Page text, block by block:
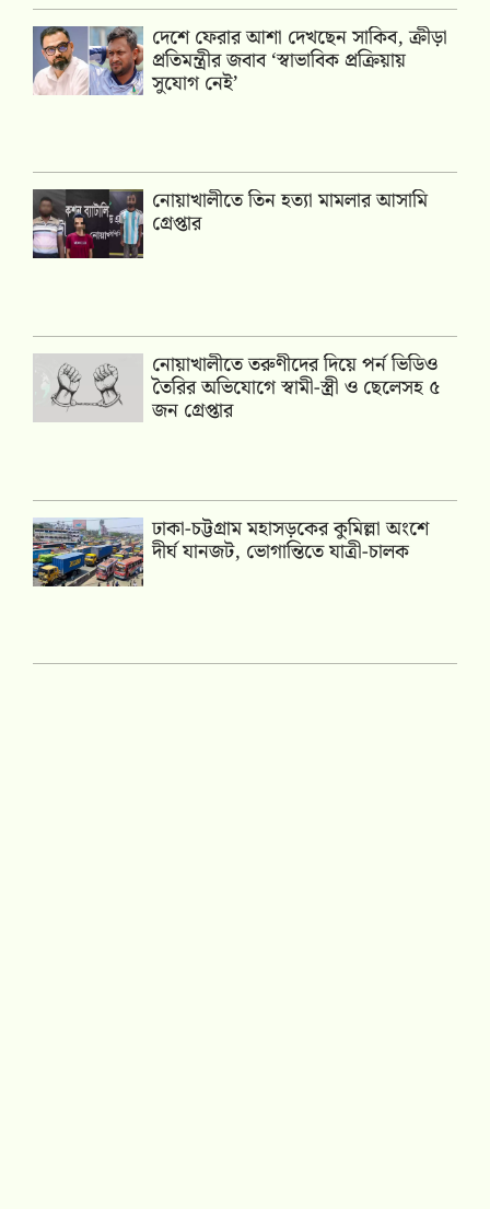
দেশে ফেরার আশা দেখছেন সাকিব, ক্রীড়া
প্রতিমন্ত্রীর জবাব ‘স্বাভাবিক প্রক্রিয়ায়
সুযোগ নেই’
নোয়াখালীতে তিন হত্যা মামলার আসামি
গ্রেপ্তার
নোয়াখালীতে তরুণীদের দিয়ে পর্ন ভিডিও
তৈরির অভিযোগে স্বামী-স্ত্রী ও ছেলেসহ ৫
জন গ্রেপ্তার
ঢাকা-চট্টগ্রাম মহাসড়কের কুমিল্লা অংশে
দীর্ঘ যানজট, ভোগান্তিতে যাত্রী-চালক